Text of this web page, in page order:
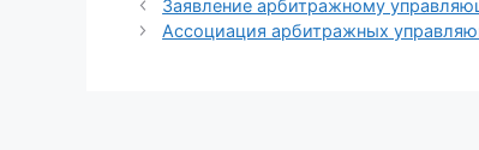
Заявление арбитражному
Ассоциация арбитражных